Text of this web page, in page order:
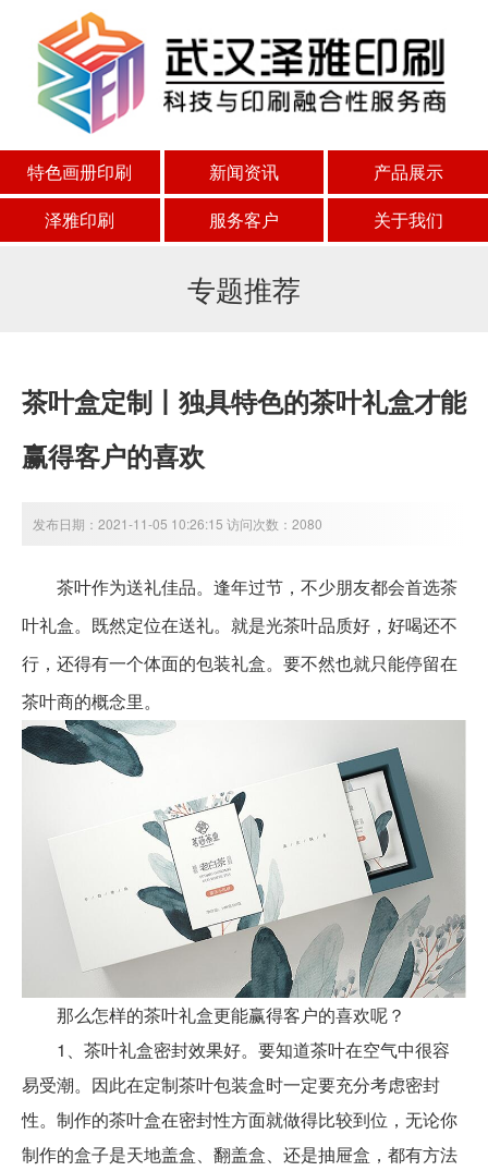
特色画册印刷 新闻资讯
产品展示
泽雅印刷
服务客户 关于我们
专题推荐
茶叶盒定制丨独具特色的茶叶礼盒才能
赢得客户的喜欢
发布日期：2021-11-05 10:26:15 访问次数：2080
茶叶作为送礼佳品。逢年过节，不少朋友都会首选茶
叶礼盒。既然定位在送礼。就是光茶叶品质好，好喝还不
行，还得有一个体面的包装礼盒。要不然也就只能停留在
茶叶商的概念里。
那么怎样的茶叶礼盒更能赢得客户的喜欢呢？
1、茶叶礼盒密封效果好。要知道茶叶在空气中很容
易受潮。因此在定制茶叶包装盒时一定要充分考虑密封
性。制作的茶叶盒在密封性方面就做得比较到位，无论你
制作的盒子是天地盖盒、翻盖盒、还是抽屉盒，都有方法